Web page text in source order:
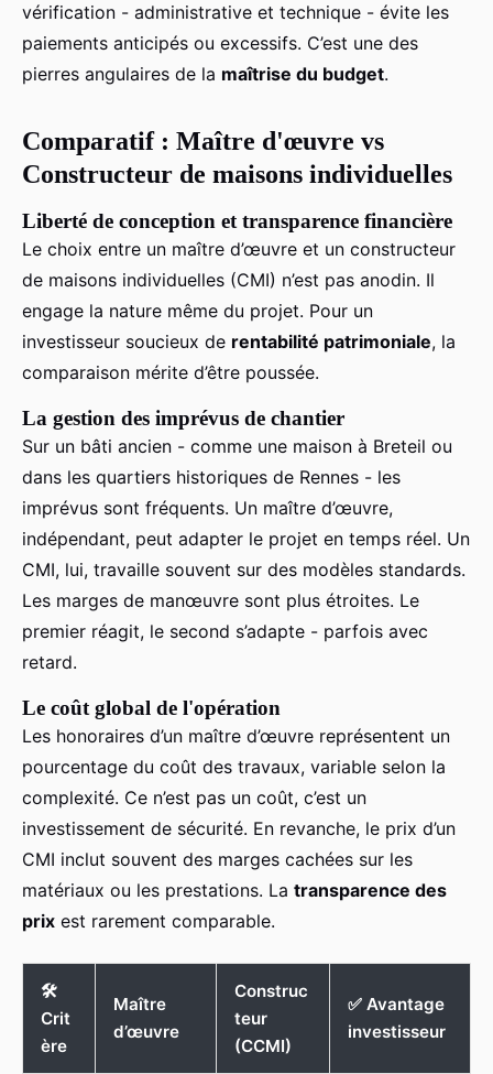
vérification - administrative et technique - évite les
paiements anticipés ou excessifs. C’est une des
pierres angulaires de la maîtrise du budget.
Comparatif : Maître d'œuvre vs
Constructeur de maisons individuelles
Liberté de conception et transparence financière
Le choix entre un maître d’œuvre et un constructeur
de maisons individuelles (CMI) n’est pas anodin. Il
engage la nature même du projet. Pour un
investisseur soucieux de rentabilité patrimoniale, la
comparaison mérite d’être poussée.
La gestion des imprévus de chantier
Sur un bâti ancien - comme une maison à Breteil ou
dans les quartiers historiques de Rennes - les
imprévus sont fréquents. Un maître d’œuvre,
indépendant, peut adapter le projet en temps réel. Un
CMI, lui, travaille souvent sur des modèles standards.
Les marges de manœuvre sont plus étroites. Le
premier réagit, le second s’adapte - parfois avec
retard.
Le coût global de l'opération
Les honoraires d’un maître d’œuvre représentent un
pourcentage du coût des travaux, variable selon la
complexité. Ce n’est pas un coût, c’est un
investissement de sécurité. En revanche, le prix d’un
CMI inclut souvent des marges cachées sur les
matériaux ou les prestations. La transparence des
prix est rarement comparable.
🛠️
Crit
ère
Maître
d’œuvre
Construc
teur
(CCMI)
✅ Avantage
investisseur